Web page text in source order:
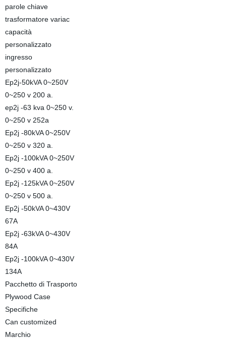
parole chiave
trasformatore variac
capacità
personalizzato
ingresso
personalizzato
Ep2j-50kVA 0~250V
0~250 v 200 a.
ep2j -63 kva 0~250 v.
0~250 v 252a
Ep2j -80kVA 0~250V
0~250 v 320 a.
Ep2j -100kVA 0~250V
0~250 v 400 a.
Ep2j -125kVA 0~250V
0~250 v 500 a.
Ep2j -50kVA 0~430V
67A
Ep2j -63kVA 0~430V
84A
Ep2j -100kVA 0~430V
134A
Pacchetto di Trasporto
Plywood Case
Specifiche
Can customized
Marchio